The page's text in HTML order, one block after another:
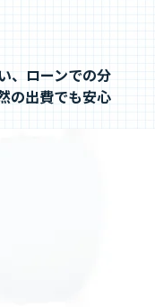
、ローンでの分
の出費でも安心